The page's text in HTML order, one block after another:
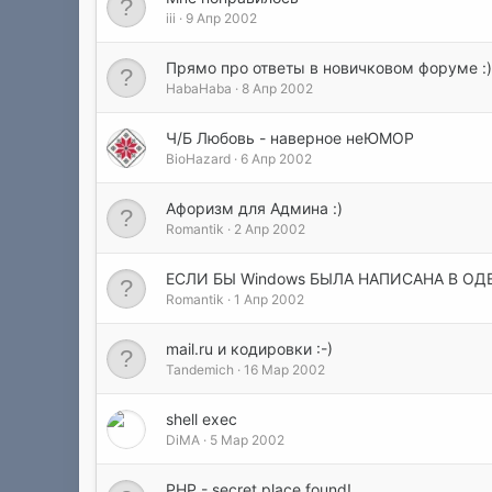
iii 9 Апр 2002
Прямо про ответы в новичковом форуме :)
HabaHaba 8 Апр 2002
Ч/Б Любовь - наверное неЮМОР
BioHazard 6 Апр 2002
Афоризм для Админа :)
Romantik 2 Апр 2002
ЕСЛИ БЫ Windows БЫЛА НАПИСАНА В
Romantik 1 Апр 2002
mail.ru и кодировки :-)
Tandemich 16 Мар 2002
shell exec
DiMA 5 Мар 2002